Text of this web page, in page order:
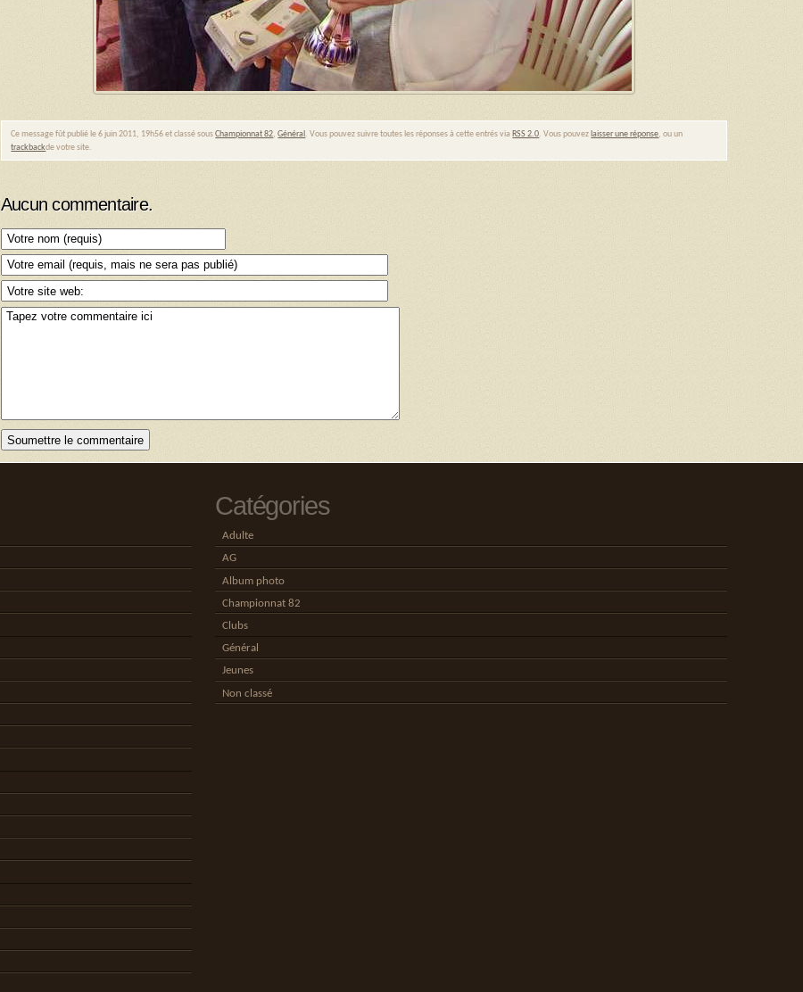
Ce message fût publié le 6 juin 2011, 19h56 et classé sousChampionnat 82,Général . Vous pouvez suivre toutes les réponses à cette entrés via RSS 2.0. Vous pouvez laisser une réponse, ou un
trackbackde votre site.
Aucun commentaire.
Catégories
Adulte
AG
Album photo
Championnat 82
Clubs
Général
Jeunes
Non classé